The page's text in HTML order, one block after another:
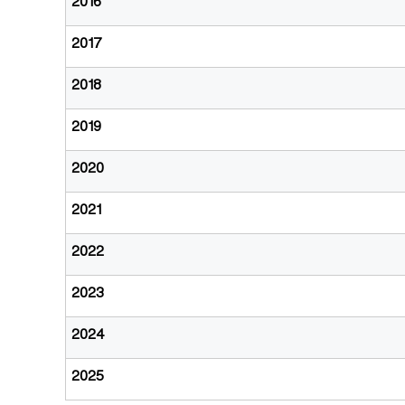
ല
സാ
ഹി
ത്യ
ന്‍സ്റ്റി
2016
2017
2018
2019
2020
2021
2022
2023
2024
2025